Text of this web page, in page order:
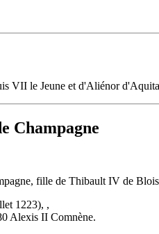
VII le Jeune et d'Aliénor
Champagne
fille de Thibault IV de
1223), ,
Alexis II Comnène.